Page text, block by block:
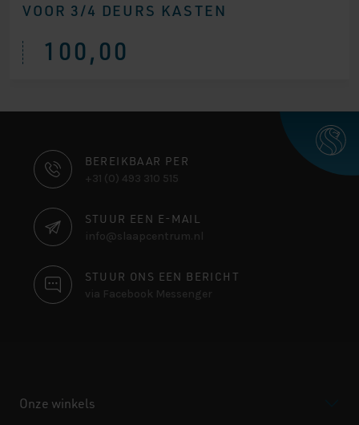
VOOR 3/4 DEURS KASTEN
100,00
CONTACT
INFORMATIE
BEREIKBAAR PER
+31 (0) 493 310 515
STUUR EEN E-MAIL
info@slaapcentrum.nl
STUUR ONS EEN BERICHT
via Facebook Messenger
Onze winkels